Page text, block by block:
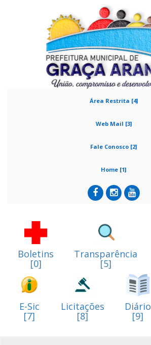
Área Restrita [4]
Web Mail [3]
Fale Conosco [2]
Home [1]
Boletins
[0]
Transparência
[5]
E-Sic
[7]
Licitações
[8]
Diário
[9]